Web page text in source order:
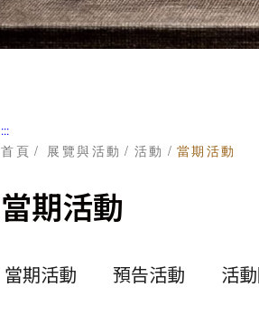
:::
首頁 展覽與活動 活動 當期活動
當期活動
當期活動 預告活動 活